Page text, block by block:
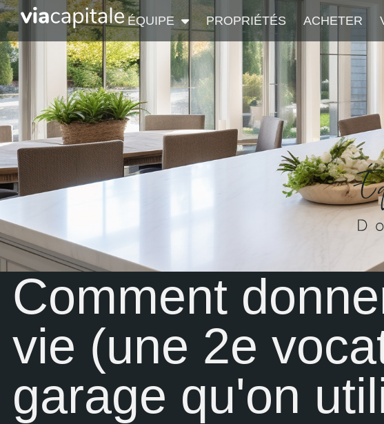
ÉQUIPE PROPRIÉTÉS ACHETER
Comment
vie (une 2e
garage qu'on